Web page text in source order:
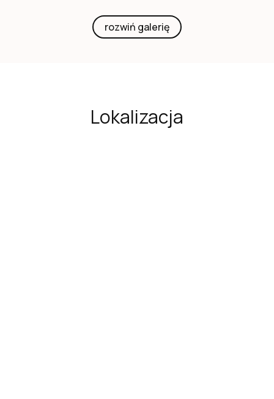
rozwiń galerię
Lokalizacja